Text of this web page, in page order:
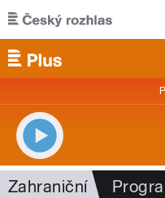
Přejít k hlavnímu obsahu
Zahraniční